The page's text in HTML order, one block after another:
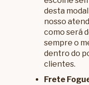
desta
nosso
como será
sempre o
dentro do
clientes.
Frete